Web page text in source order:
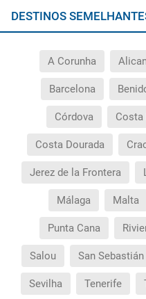
DESTINOS
A Corunha
Barcelona
Córdova Costa
Costa Dourada
Jerez de la Frontera
Málaga Malta
Punta Cana
Salou San Sebastián
Sevilha Tenerife